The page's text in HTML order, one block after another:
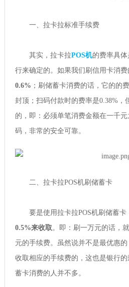
一、拉卡拉标准手续费
其实，拉卡拉POS机的费率具
行来确定的。如果我们刷信用卡消费
0.6% ；刷储蓄卡消费的话，它的的
封顶；扫码付款时的费率是0.38%，
的，即：必须单笔消费金额在一千
码，非常的安全可靠。
二、拉卡拉POS机刷储蓄卡
要是使用拉卡拉POS机刷储蓄卡
0.5%来收取。即：刷一万元的话，
元的手续费。虽然说并不是最优惠
收取相应的手续费的，这也是银行
蓄卡消费的人并不多。